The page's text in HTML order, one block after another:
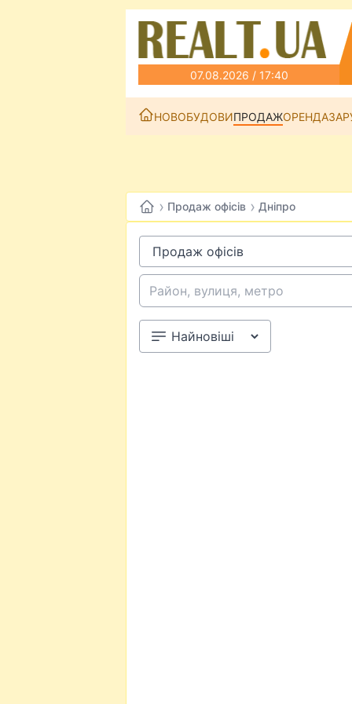
07.08.2026 / 17:40
НОВОБУДОВИПРОДАЖОРЕНДА
› Продаж офісів › Дніпро